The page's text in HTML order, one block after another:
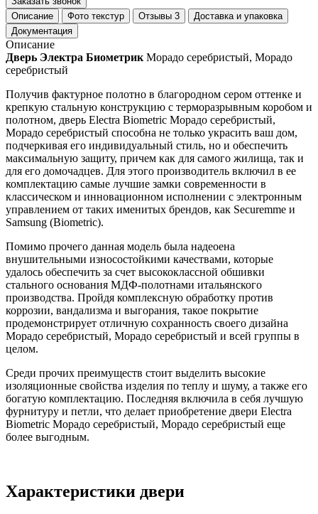
Описание
Фото текстур Отзывы 3
Доставка и упаковка
Документация
Описание
Дверь Электра Биометрик Морадо серебристый, Морадо
серебристый
Получив фактурное полотно в благородном сером оттенке и
крепкую стальную конструкцию с терморазрывным коробом и
полотном, дверь Electra Biometric Морадо серебристый,
Морадо серебристый способна не только украсить ваш дом,
подчеркивая его индивидуальный стиль, но и обеспечить
максимальную защиту, причем как для самого жилища, так и
для его домочадцев. Для этого производитель включил в ее
комплектацию самые лучшие замки современности в
классическом и инновационном исполнении с электронным
управлением от таких именитых брендов, как Securemme и
Samsung (Biometric).
Помимо прочего данная модель была надеоена
внушительными износостойкими качествами, которые
удалось обеспечить за счет высококлассной обшивки
стального основания МДФ-полотнами итальянского
производства. Пройдя комплексную обработку против
коррозии, вандализма и выгорания, такое покрытие
продемонстрирует отличную сохранность своего дизайна
Морадо серебристый, Морадо серебристый и всей группы в
целом.
Среди прочих преимуществ стоит выделить высокие
изоляционные свойства изделия по теплу и шуму, а также его
богатую комплектацию. Последняя включила в себя лучшую
фурнитуру и петли, что делает приобретение двери Electra
Biometric Морадо серебристый, Морадо серебристый еще
более выгодным.
Характеристики двери